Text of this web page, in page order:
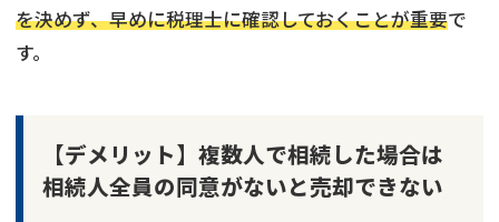
を決めず、早めに税理士に確認しておくことが重要で
す。
【デメリット】複数人で相続した場合は
相続人全員の同意がないと売却できない